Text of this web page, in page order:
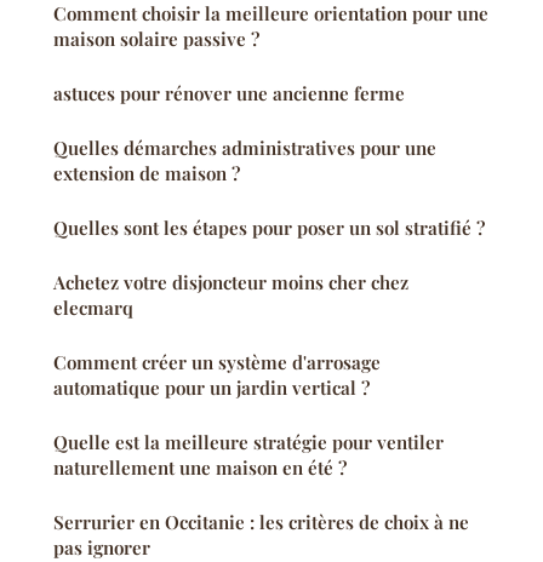
Comment choisir la meilleure orientation pour une
maison solaire passive ?
astuces pour rénover une ancienne ferme
Quelles démarches administratives pour une
extension de maison ?
Quelles sont les étapes pour poser un sol stratifié ?
Achetez votre disjoncteur moins cher chez
elecmarq
Comment créer un système d'arrosage
automatique pour un jardin vertical ?
Quelle est la meilleure stratégie pour ventiler
naturellement une maison en été ?
Serrurier en Occitanie : les critères de choix à ne
pas ignorer